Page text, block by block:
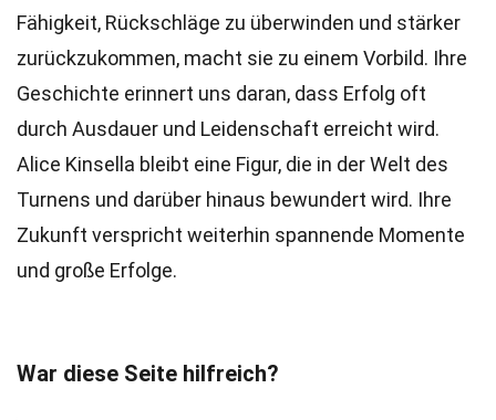
Fähigkeit, Rückschläge zu überwinden und stärker
zurückzukommen, macht sie zu einem Vorbild. Ihre
Geschichte erinnert uns daran, dass Erfolg oft
durch Ausdauer und Leidenschaft erreicht wird.
Alice Kinsella bleibt eine Figur, die in der Welt des
Turnens und darüber hinaus bewundert wird. Ihre
Zukunft verspricht weiterhin spannende Momente
und große Erfolge.
War diese Seite hilfreich?